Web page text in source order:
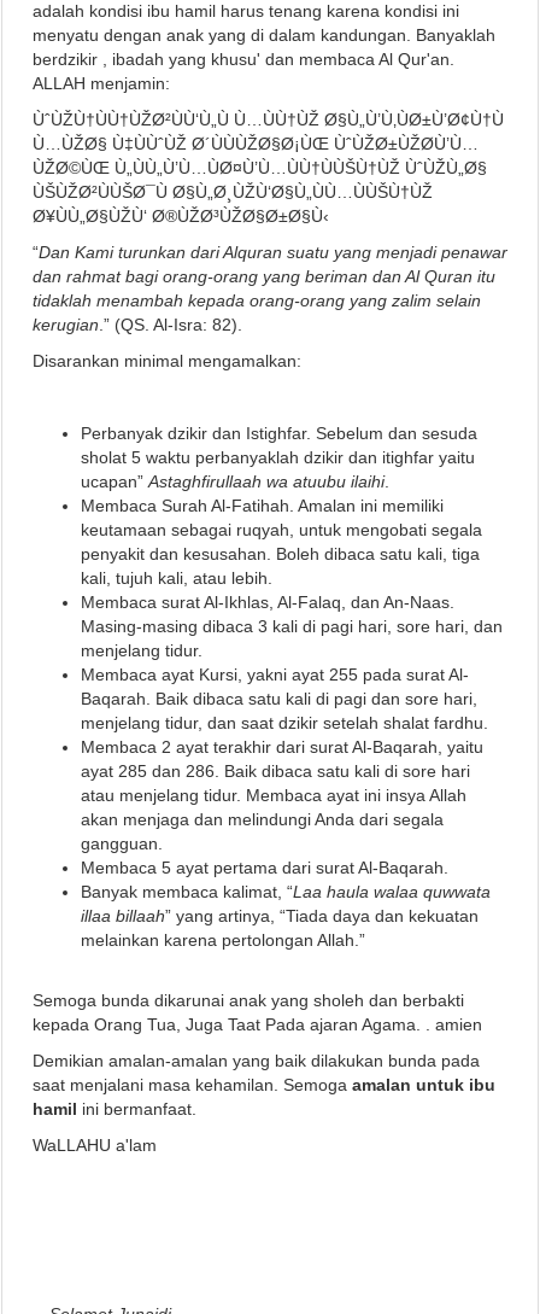
adalah kondisi ibu hamil harus tenang karena kondisi ini
menyatu dengan anak yang di dalam kandungan. Banyaklah
berdzikir , ibadah yang khusu' dan membaca Al Qur'an.
ALLAH menjamin:
ÙˆÙŽÙ†ÙÙ†ÙŽØ²ÙÙ‘Ù„Ù Ù…ÙÙ†ÙŽ Ø§Ù„Ù’Ù‚ÙØ±Ù’Ø¢Ù†Ù
Ù…ÙŽØ§ Ù‡ÙÙˆÙŽ Ø´ÙÙÙŽØ§Ø¡ÙŒ ÙˆÙŽØ±ÙŽØ­Ù’Ù…
ÙŽØ©ÙŒ Ù„ÙÙ„Ù’Ù…ÙØ¤Ù’Ù…ÙÙ†ÙÙŠÙ†ÙŽ ÙˆÙŽÙ„Ø§
ÙŠÙŽØ²ÙÙŠØ¯Ù Ø§Ù„Ø¸ÙŽÙ‘Ø§Ù„ÙÙ…ÙÙŠÙ†ÙŽ
Ø¥ÙÙ„Ø§ÙŽÙ‘ Ø®ÙŽØ³ÙŽØ§Ø±Ø§Ù‹
“Dan Kami turunkan dari Alquran suatu yang menjadi penawar
dan rahmat bagi orang-orang yang beriman dan Al Quran itu
tidaklah menambah kepada orang-orang yang zalim selain
kerugian .” (QS. Al-Isra: 82).
Disarankan minimal mengamalkan:
Perbanyak dzikir dan Istighfar. Sebelum dan sesuda
sholat 5 waktu perbanyaklah dzikir dan itighfar yaitu
ucapan” Astaghfirullaah wa atuubu ilaihi.
Membaca Surah Al-Fatihah. Amalan ini memiliki
keutamaan sebagai ruqyah, untuk mengobati segala
penyakit dan kesusahan. Boleh dibaca satu kali, tiga
kali, tujuh kali, atau lebih.
Membaca surat Al-Ikhlas, Al-Falaq, dan An-Naas.
Masing-masing dibaca 3 kali di pagi hari, sore hari, dan
menjelang tidur.
Membaca ayat Kursi, yakni ayat 255 pada surat Al-
Baqarah. Baik dibaca satu kali di pagi dan sore hari,
menjelang tidur, dan saat dzikir setelah shalat fardhu.
Membaca 2 ayat terakhir dari surat Al-Baqarah, yaitu
ayat 285 dan 286. Baik dibaca satu kali di sore hari
atau menjelang tidur. Membaca ayat ini insya Allah
akan menjaga dan melindungi Anda dari segala
gangguan.
Membaca 5 ayat pertama dari surat Al-Baqarah.
Banyak membaca kalimat, “Laa haula walaa quwwata
illaa billaah” yang artinya, “Tiada daya dan kekuatan
melainkan karena pertolongan Allah.”
Semoga bunda dikarunai anak yang sholeh dan berbakti
kepada Orang Tua, Juga Taat Pada ajaran Agama. . amien
Demikian amalan-amalan yang baik dilakukan bunda pada
saat menjalani masa kehamilan. Semoga amalan untuk ibu
hamil ini bermanfaat.
WaLLAHU a'lam